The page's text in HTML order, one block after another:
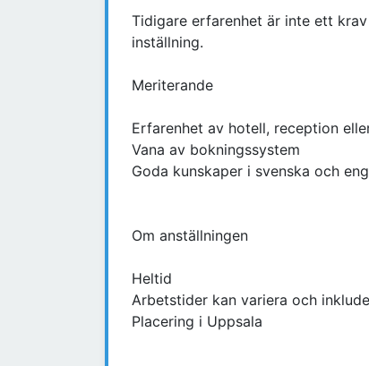
Tidigare erfarenhet är inte ett
inställning.
Meriterande
Erfarenhet av hotell, reception
Vana av bokningssystem
Goda kunskaper i svenska och
Om anställningen
Heltid
Arbetstider kan variera och
Placering i Uppsala